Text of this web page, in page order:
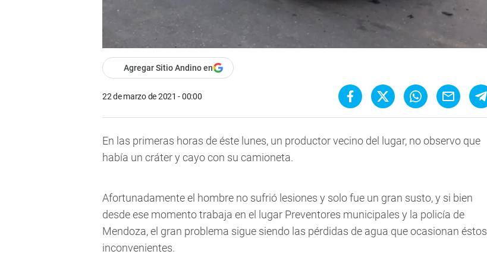
Agregar Sitio Andino en
22 de marzo de 2021 - 00:00
En las primeras horas de éste lunes, un productor vecino del lugar, no observo que
había un cráter y cayo con su camioneta.
Afortunadamente el hombre no sufrió lesiones y solo fue un gran susto, y si bien
desde ese momento trabaja en el lugar Preventores municipales y la policía de
Mendoza, el gran problema sigue siendo las pérdidas de agua que ocasionan éstos
inconvenientes.